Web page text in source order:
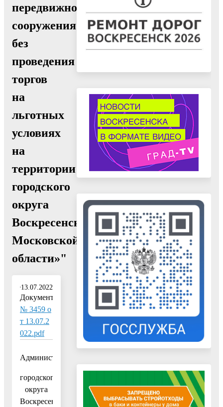
передвижного
сооружения
без
проведения
торгов
на
льготных
условиях
на
территории
городского
округа
Воскресенск
Московской
области»"
13.07.2022
Документ:
№ 3459 о
т 13.07.2
022.pdf
Администрация
городского
округа
Воскресенск